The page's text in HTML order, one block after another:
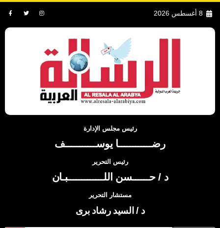
8 أغسطس 2026
رئيس مجلس الإدارة
رضــــــــــــا يوســـــــــــف
رئيس التحرير
د / حــــــسن اللـــــــــــــبـان
مستشار التحرير
د / السيد رشاد برى